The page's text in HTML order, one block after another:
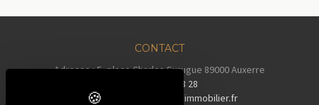
CONTACT
Adresse : 5, place Charles Surugue 89000 Auxerre
03 86 72 28 28
Email :
contact@auxerreimmobilier.fr